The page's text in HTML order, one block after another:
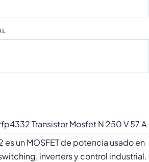
Transistor Mosfet N 250 V 57 A
es un MOSFET de potencia usado en
inverters y control industrial.